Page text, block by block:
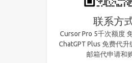
联系方
Cursor Pro 5千次额度
ChatGPT Plus 免费代
邮箱代申请和